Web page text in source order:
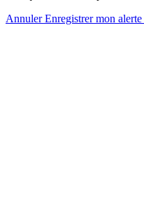
AnnulerEnregistrer mon alerte